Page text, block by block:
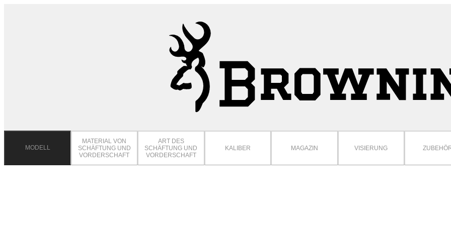
MODELL
MATERIAL VON
SCHÄFTUNG UND
VORDERSCHAFT
ART DES
SCHÄFTUNG UND
VORDERSCHAFT
KALIBER MAGAZIN VISIERUNG